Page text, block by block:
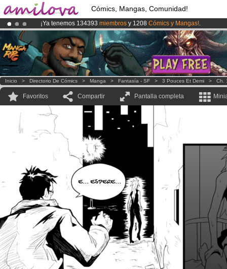
Cómics, Mangas, Comunidad!
¡Ya tenemos 134393 miembros y 1208 Cómics y Mangas!.
¡El Kickstarter Amilova está desormado lanzado!.
¡Conviertete en Premium por3.95 euros al mes!Hazte Premium ya
Inicio > Directorio De Cómics > Manga > Fantasía - SF > 3 Pouces Et Demi > Ch.
Favoritos Compartir Pantalla completa
E... ESPERE...